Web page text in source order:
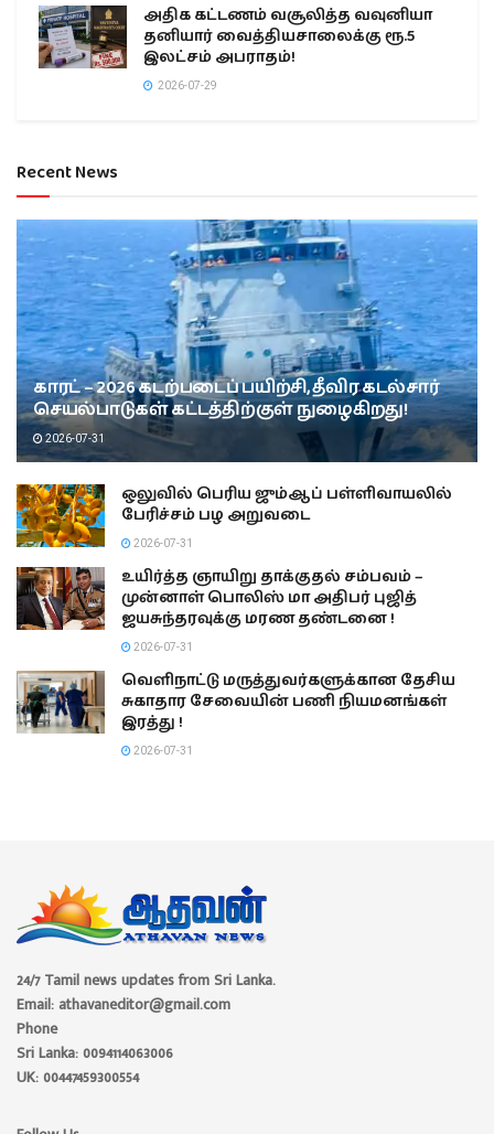
அதிக கட்டணம் வசூலித்த வவுனியா
தனியார் வைத்தியசாலைக்கு ரூ.5
இலட்சம் அபராதம்!
2026-07-29
Recent News
காரட் – 2026 கடற்படைப் பயிற்சி, தீவிர கடல்சார்
செயல்பாடுகள் கட்டத்திற்குள் நுழைகிறது!
2026-07-31
ஒலுவில் பெரிய ஜும்ஆப் பள்ளிவாயலில்
பேரிச்சம் பழ அறுவடை
2026-07-31
உயிர்த்த ஞாயிறு தாக்குதல் சம்பவம் –
முன்னாள் பொலிஸ் மா அதிபர் புஜித்
ஜயசுந்தரவுக்கு மரண தண்டனை !
2026-07-31
வெளிநாட்டு மருத்துவர்களுக்கான தேசிய
சுகாதார சேவையின் பணி நியமனங்கள்
இரத்து !
2026-07-31
24/7 Tamil news updates from Sri Lanka.
Email: athavaneditor@gmail.com
Phone
Sri Lanka: 0094114063006
UK: 00447459300554